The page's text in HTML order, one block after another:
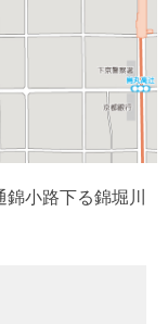
小路下る錦堀川